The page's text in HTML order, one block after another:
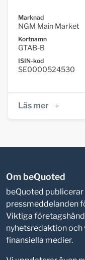
Marknad
NGM Main Market
Kortnamn
GTAB-B
ISIN-kod
SE0000524530
Läs mer
Om beQuoted
beQuoted publicerar
pressmeddelanden
Viktiga
nyhetsredaktion
finansiella medier.